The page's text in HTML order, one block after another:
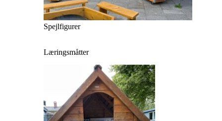
Spejlfigurer
Læringsmåtter